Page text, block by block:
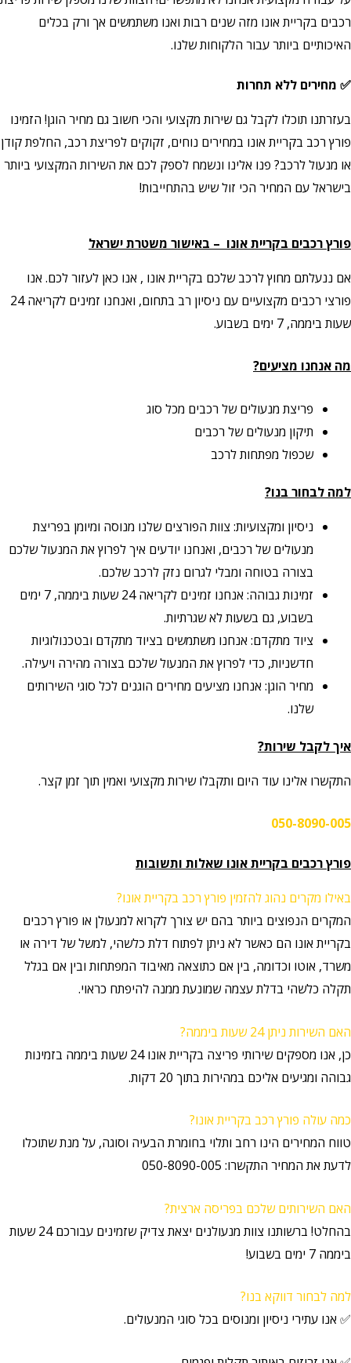
רכבים בקריית אונו מזה שנים רבות ואנו משתמשים אך ורק בכלים
האיכותיים ביותר עבור הלקוחות שלנו.
✅ מחירים ללא תחרות
בעזרתנו תוכלו לקבל גם שירות מקצועי והכי חשוב גם מחיר הוגן! הזמינו
פורץ רכב בקריית אונו במחירים נוחים, זקוקים לפריצת רכב, החלפת קודן
או מנעול לרכב? פנו אלינו ונשמח לספק לכם את השירות המקצועי ביותר
בישראל עם המחיר הכי זול שיש בהתחייבות!
פורץ רכבים בקריית אונו – באישור משטרת ישראל
אם ננעלתם מחוץ לרכב שלכם בקריית אונו , אנו כאן לעזור לכם. אנו
פורצי רכבים מקצועיים עם ניסיון רב בתחום, ואנחנו זמינים לקריאה 24
שעות ביממה, 7 ימים בשבוע.
מה אנחנו מציעים?
פריצת מנעולים של רכבים מכל סוג
תיקון מנעולים של רכבים
שכפול מפתחות לרכב
למה לבחור בנו?
ניסיון ומקצועיות: צוות הפורצים שלנו מנוסה ומיומן בפריצת
מנעולים של רכבים, ואנחנו יודעים איך לפרוץ את המנעול שלכם
בצורה בטוחה ומבלי לגרום נזק לרכב שלכם.
זמינות גבוהה: אנחנו זמינים לקריאה 24 שעות ביממה, 7 ימים
בשבוע, גם בשעות לא שגרתיות.
ציוד מתקדם: אנחנו משתמשים בציוד מתקדם ובטכנולוגיות
חדשניות, כדי לפרוץ את המנעול שלכם בצורה מהירה ויעילה.
מחיר הוגן: אנחנו מציעים מחירים הוגנים לכל סוגי השירותים
שלנו.
איך לקבל שירות?
התקשרו אלינו עוד היום ותקבלו שירות מקצועי ואמין תוך זמן קצר.
050-8090-005
פורץ רכבים בקריית אונו שאלות ותשובות
באילו מקרים נהוג להזמין פורץ רכב בקריית אונו?
המקרים הנפוצים ביותר בהם יש צורך לקרוא למנעולן או פורץ רכבים
בקריית אונו הם כאשר לא ניתן לפתוח דלת כלשהי, למשל של דירה או
משרד, אוטו וכדומה, בין אם כתוצאה מאיבוד המפתחות ובין אם בגלל
תקלה כלשהי בדלת עצמה שמונעת ממנה להיפתח כראוי.
האם השירות ניתן 24 שעות ביממה?
כן, אנו מספקים שירותי פריצה בקריית אונו 24 שעות ביממה בזמינות
גבוהה ומגיעים אליכם במהירות בתוך 20 דקות.
כמה עולה פורץ רכב בקריית אונו?
טווח המחירים הינו רחב ותלוי בחומרת הבעיה וסוגה, על מנת שתוכלו
לדעת את המחיר התקשרו: 050-8090-005
האם השירותים שלכם בפריסה ארצית?
בהחלט! ברשותנו צוות מנעולנים יצאת צדיק שזמינים עבורכם 24 שעות
ביממה 7 ימים בשבוע!
למה לבחור דווקא בנו?
✅ אנו עתירי ניסיון ומנוסים בכל סוגי המנעולים.